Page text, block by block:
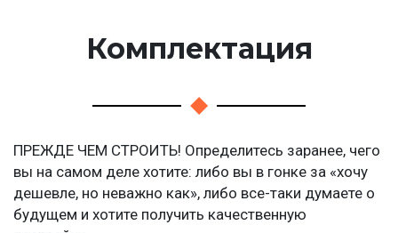
Комплектация
ПРЕЖДЕ ЧЕМ СТРОИТЬ! Определитесь заранее, чего
вы на самом деле хотите: либо вы в гонке за «хочу
дешевле, но неважно как», либо все-таки думаете о
будущем и хотите получить качественную